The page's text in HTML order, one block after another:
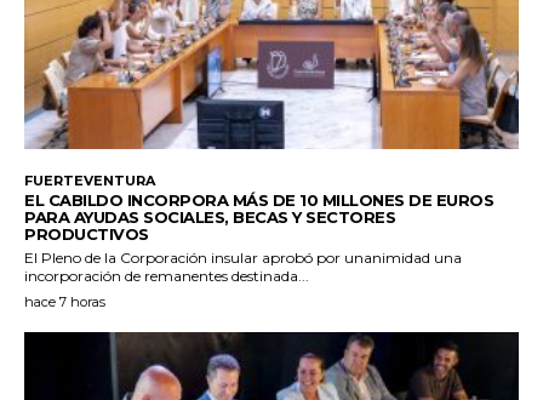
FUERTEVENTURA
EL CABILDO INCORPORA MÁS DE 10 MILLONES DE EUROS
PARA AYUDAS SOCIALES, BECAS Y SECTORES
PRODUCTIVOS
El Pleno de la Corporación insular aprobó por unanimidad una
incorporación de remanentes destinada...
hace 7 horas